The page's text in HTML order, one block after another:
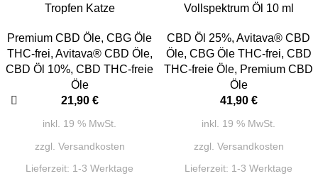
Tropfen Katze
Premium CBD Öle, CBG Öle
THC-frei, Avitava® CBD Öle,
CBD Öl 10%, CBD THC-freie
Öle
21,90 €
inkl. 19 % MwSt.
zzgl. Versandkosten
Lieferzeit: 1-3 Werktage
Vollspektrum Öl 10 ml
CBD Öl 25%, Avitava® CBD
Öle, CBG Öle THC-frei, CBD
THC-freie Öle, Premium CBD
Öle
41,90 €
inkl. 19 % MwSt.
zzgl. Versandkosten
Lieferzeit: 1-3 Werktage